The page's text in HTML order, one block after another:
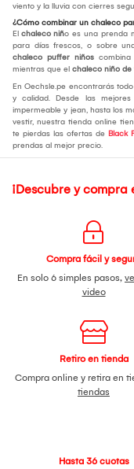
viento y la lluvia con cierres
¿Cómo combinar un chaleco
El chaleco niño es una prenda
para días frescos, o sobre
chaleco puffer niños
mientras que el chaleco niño de
En Oechsle.pe encontrarás
y calidad. Desde las mejores
impermeable y jean, hasta los
vestir, nuestra tienda online
te pierdas las ofertas de Black
prendas al mejor precio.
¡Descubre y compra
Compra fácil y
En solo 6 simples pasos,
video
Retiro en tienda
Compra online y retira en
tiendas
Hasta 36 cuotas